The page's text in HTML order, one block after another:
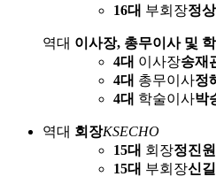
16대 부회장정
역대 이사장, 총무이사 및
4대 이사장송재
4대 총무이사정
4대 학술이사박
역대 회장KSECHO
15대 회장정진원
15대 부회장신